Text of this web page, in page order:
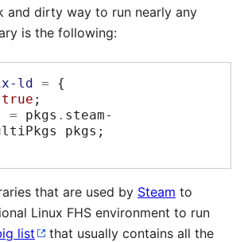
and dirty way to run nearly any
is the following:
ld =
{
true ;
= pkgs . steam-
pkgs ;
that are used by Steam to
Linux FHS environment to run
list
that usually contains all the